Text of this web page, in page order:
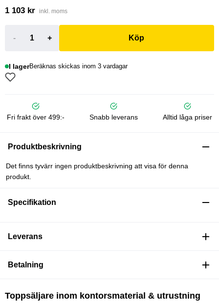
1 103 kr inkl. moms
- + Köp
I lagerBeräknas skickas inom 3 vardagar
Fri frakt över 499:- Snabb leverans Alltid låga priser
Produktbeskrivning
Det finns tyvärr ingen produktbeskrivning att visa för denna
produkt.
Specifikation
Leverans
Betalning
Toppsäljare inom kontorsmaterial & utrustning